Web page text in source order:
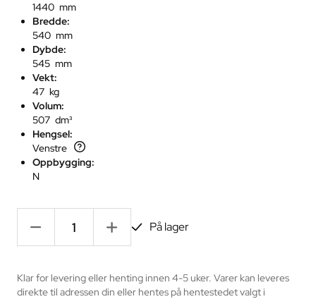
1440 mm
Bredde:
540 mm
Dybde:
545 mm
Vekt:
47 kg
Volum:
507 dm³
Hengsel:
Venstre
Oppbygging:
N
- + På lager
Klar for levering eller henting innen 4-5 uker. Varer kan leveres
direkte til adressen din eller hentes på hentestedet valgt i